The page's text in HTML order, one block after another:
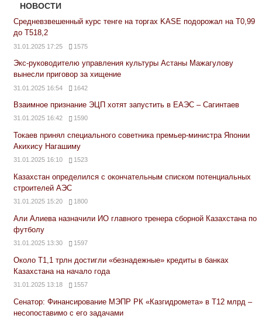
НОВОСТИ
Средневзвешенный курс тенге на торгах KASE подорожал на Т0,99
до Т518,2
31.01.2025 17:25 1575
Экс-руководителю управления культуры Астаны Мажагулову
вынесли приговор за хищение
31.01.2025 16:54 1642
Взаимное признание ЭЦП хотят запустить в ЕАЭС – Сагинтаев
31.01.2025 16:42 1590
Токаев принял специального советника премьер-министра Японии
Акихису Нагашиму
31.01.2025 16:10 1523
Казахстан определился с окончательным списком потенциальных
строителей АЭС
31.01.2025 15:20 1800
Али Алиева назначили ИО главного тренера сборной Казахстана по
футболу
31.01.2025 13:30 1597
Около Т1,1 трлн достигли «безнадежные» кредиты в банках
Казахстана на начало года
31.01.2025 13:18 1557
Сенатор: Финансирование МЭПР РК «Казгидромета» в Т12 млрд –
несопоставимо с его задачами